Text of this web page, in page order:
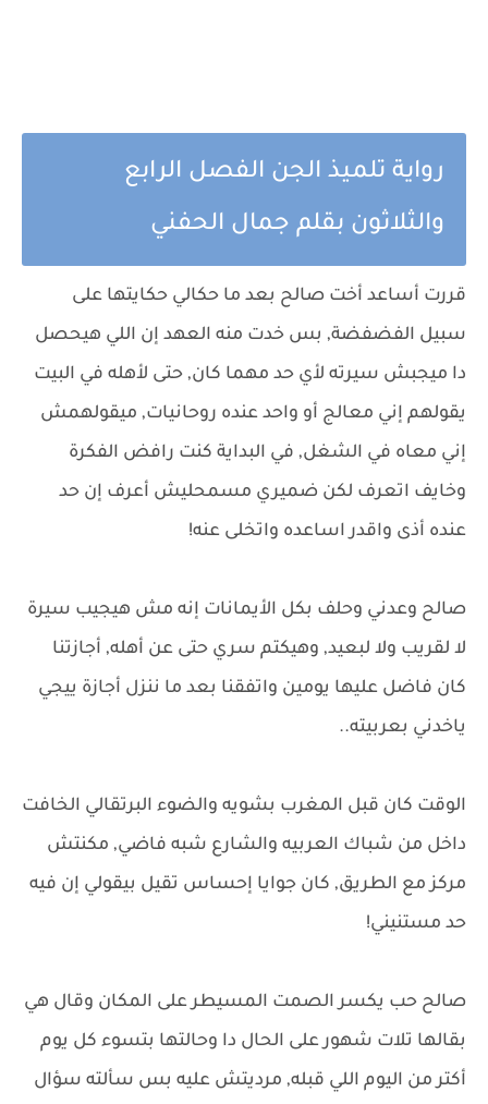
رواية تلميذ الجن الفصل الرابع
والثلاثون بقلم جمال الحفني
قررت أساعد أخت صالح بعد ما حكالي حكايتها على
سبيل الفضفضة, بس خدت منه العهد إن اللي هيحصل
دا ميجبش سيرته لأي حد مهما كان, حتى لأهله في البيت
يقولهم إني معالج أو واحد عنده روحانيات, ميقولهمش
إني معاه في الشغل, في البداية كنت رافض الفكرة
وخايف اتعرف لكن ضميري مسمحليش أعرف إن حد
عنده أذى واقدر اساعده واتخلى عنه!
صالح وعدني وحلف بكل الأيمانات إنه مش هيجيب سيرة
لا لقريب ولا لبعيد, وهيكتم سري حتى عن أهله, أجازتنا
كان فاضل عليها يومين واتفقنا بعد ما ننزل أجازة ييجي
ياخدني بعربيته..
الوقت كان قبل المغرب بشويه والضوء البرتقالي الخافت
داخل من شباك العربيه والشارع شبه فاضي, مكنتش
مركز مع الطريق, كان جوايا إحساس تقيل بيقولي إن فيه
حد مستنيني!
صالح حب يكسر الصمت المسيطر على المكان وقال هي
بقالها تلات شهور على الحال دا وحالتها بتسوء كل يوم
أكتر من اليوم اللي قبله, مرديتش عليه بس سألته سؤال